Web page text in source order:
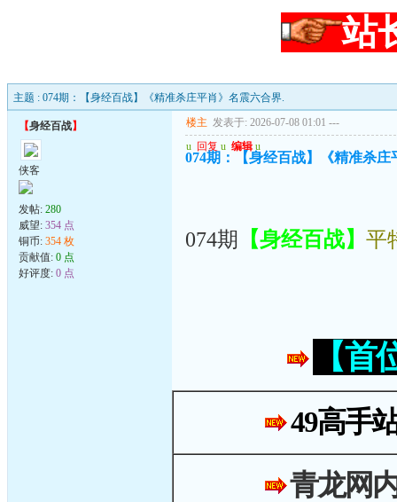
站
主题 : 074期：【身经百战】《精准杀庄平肖》名震六合界.
【身经百战】
侠客
发帖: 280
威望: 354 点
铜币: 354 枚
贡献值: 0 点
好评度: 0 点
楼主 发表于: 2026-07-08 01:01 ---
u 回复 u 编辑 u
074期：【身经百战】《精准杀庄
074期 【身经百战】 平
【
49高手
青龙网